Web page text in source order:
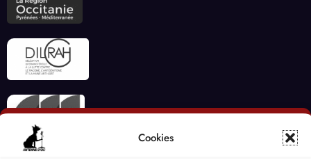
Cookies